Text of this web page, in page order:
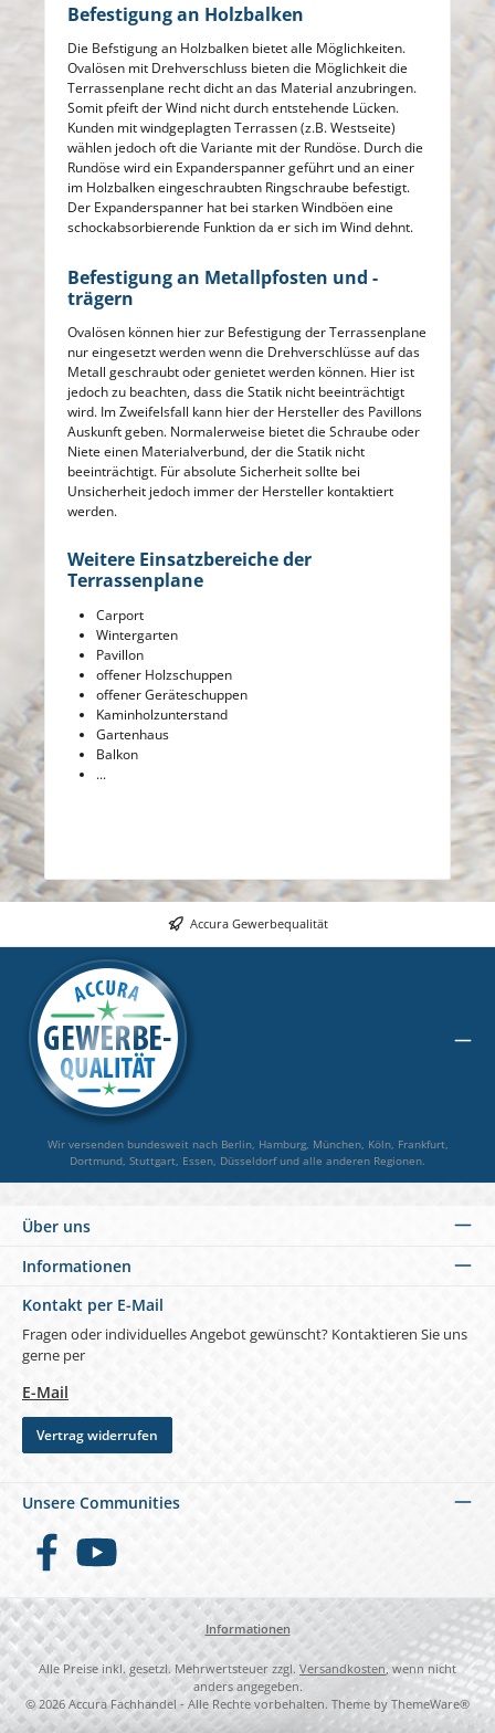
Befestigung an Holzbalken
Die Befstigung an Holzbalken bietet alle Möglichkeiten.
Ovalösen mit Drehverschluss bieten die Möglichkeit die
Terrassenplane recht dicht an das Material anzubringen.
Somit pfeift der Wind nicht durch entstehende Lücken.
Kunden mit windgeplagten Terrassen (z.B. Westseite)
wählen jedoch oft die Variante mit der Rundöse. Durch die
Rundöse wird ein Expanderspanner geführt und an einer
im Holzbalken eingeschraubten Ringschraube befestigt.
Der Expanderspanner hat bei starken Windböen eine
schockabsorbierende Funktion da er sich im Wind dehnt.
Befestigung an Metallpfosten und -
trägern
Ovalösen können hier zur Befestigung der Terrassenplane
nur eingesetzt werden wenn die Drehverschlüsse auf das
Metall geschraubt oder genietet werden können. Hier ist
jedoch zu beachten, dass die Statik nicht beeinträchtigt
wird. Im Zweifelsfall kann hier der Hersteller des Pavillons
Auskunft geben. Normalerweise bietet die Schraube oder
Niete einen Materialverbund, der die Statik nicht
beeinträchtigt. Für absolute Sicherheit sollte bei
Unsicherheit jedoch immer der Hersteller kontaktiert
werden.
Weitere Einsatzbereiche der
Terrassenplane
Carport
Wintergarten
Pavillon
offener Holzschuppen
offener Geräteschuppen
Kaminholzunterstand
Gartenhaus
Balkon
...
Accura Gewerbequalität
Wir versenden bundesweit nach Berlin, Hamburg, München, Köln, Frankfurt,
Dortmund, Stuttgart, Essen, Düsseldorf und alle anderen Regionen.
Über uns
Informationen
Kontakt per E-Mail
Fragen oder individuelles Angebot gewünscht? Kontaktieren Sie uns
gerne per
E-Mail
Vertrag widerrufen
Unsere Communities
FacebookYouTube
Informationen
Alle Preise inkl. gesetzl. Mehrwertsteuer zzgl. Versandkosten, wenn nicht
anders angegeben.
© 2026 Accura Fachhandel - Alle Rechte vorbehalten. Theme by ThemeWare®